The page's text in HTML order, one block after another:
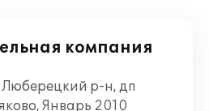
компания
р-н, дп
Январь 2010